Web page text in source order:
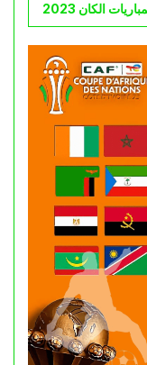
الكان 2023